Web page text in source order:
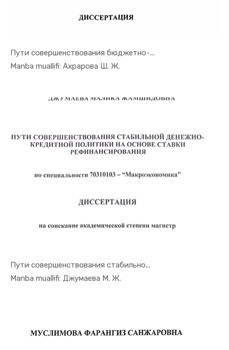
Пути совершенствования бюджетно-...
Manba muallifi: Ахрарова Ш. Ж.
In Monogra...
Пути совершенствования стабильно...
Manba muallifi: Джумаева М. Ж.
In Monogra...